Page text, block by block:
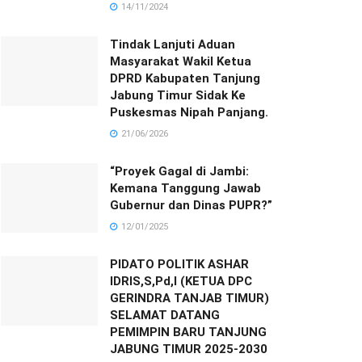
14/11/2024
Tindak Lanjuti Aduan
Masyarakat Wakil Ketua
DPRD Kabupaten Tanjung
Jabung Timur Sidak Ke
Puskesmas Nipah Panjang.
21/06/2026
“Proyek Gagal di Jambi:
Kemana Tanggung Jawab
Gubernur dan Dinas PUPR?”
12/01/2025
PIDATO POLITIK ASHAR
IDRIS,S,Pd,I (KETUA DPC
GERINDRA TANJAB TIMUR)
SELAMAT DATANG
PEMIMPIN BARU TANJUNG
JABUNG TIMUR 2025-2030